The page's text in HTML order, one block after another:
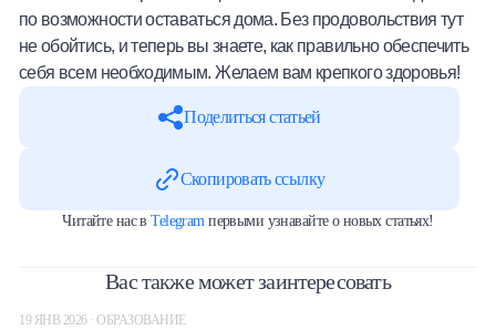
по возможности оставаться дома. Без продовольствия тут
не обойтись, и теперь вы знаете, как правильно обеспечить
себя всем необходимым. Желаем вам крепкого здоровья!
Поделиться статьей
Скопировать ссылку
Читайте нас вTelegramпервыми узнавайте о новых статьях!
Вас также может заинтересовать
19 ЯНВ 2026 · ОБРАЗОВАНИЕ